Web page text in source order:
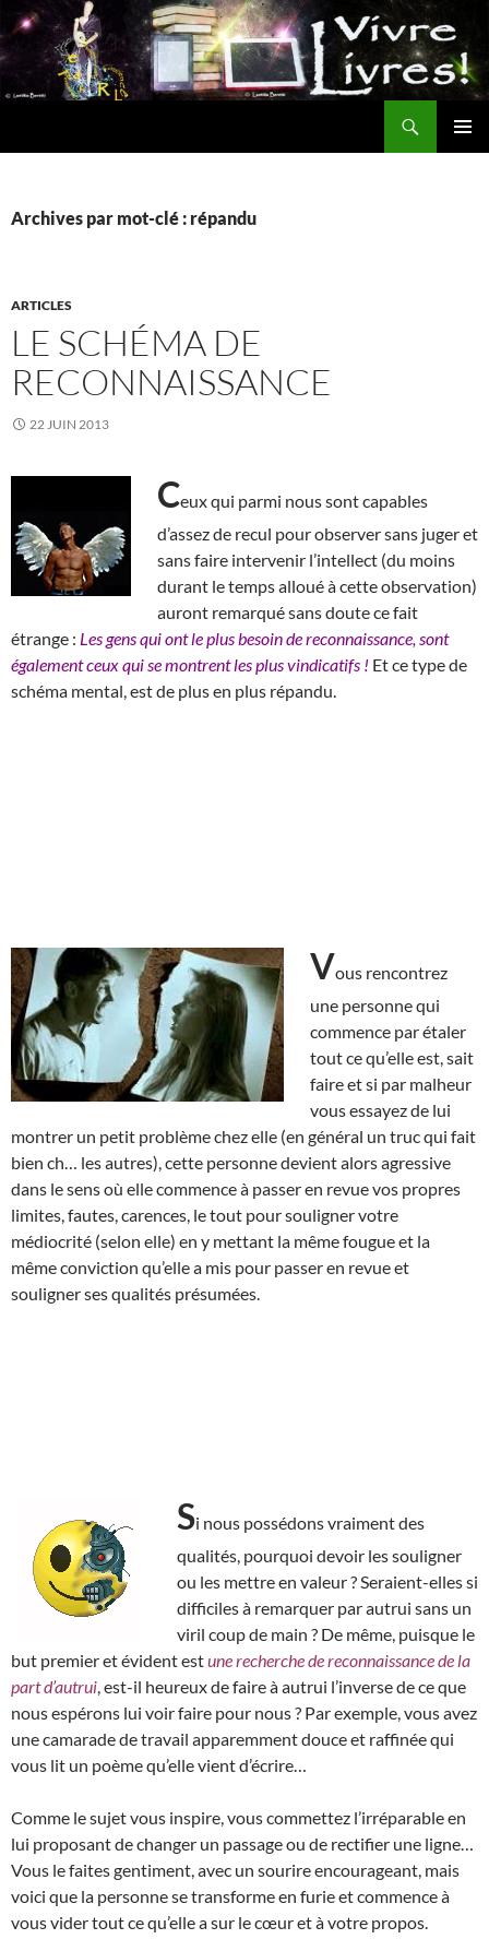
Aller
au
contenu
Archives par mot-clé : répandu
ARTICLES
LE SCHÉMA DE
RECONNAISSANCE
22 JUIN 2013
Ceux qui parmi nous sont capables
d’assez de recul pour observer sans juger et
sans faire intervenir l’intellect (du moins
durant le temps alloué à cette observation)
auront remarqué sans doute ce fait
étrange : Les gens qui ont le plus besoin de reconnaissance, sont
également ceux qui se montrent les plus vindicatifs ! Et ce type de
schéma mental, est de plus en plus répandu.
Vous rencontrez
une personne qui
commence par étaler
tout ce qu’elle est, sait
faire et si par malheur
vous essayez de lui
montrer un petit problème chez elle (en général un truc qui fait
bien ch… les autres), cette personne devient alors agressive
dans le sens où elle commence à passer en revue vos propres
limites, fautes, carences, le tout pour souligner votre
médiocrité (selon elle) en y mettant la même fougue et la
même conviction qu’elle a mis pour passer en revue et
souligner ses qualités présumées.
Si nous possédons vraiment des
qualités, pourquoi devoir les souligner
ou les mettre en valeur ? Seraient-elles si
difficiles à remarquer par autrui sans un
viril coup de main ? De même, puisque le
but premier et évident estune recherche de reconnaissance de la
part d’autrui , est-il heureux de faire à autrui l’inverse de ce que
nous espérons lui voir faire pour nous ? Par exemple, vous avez
une camarade de travail apparemment douce et raffinée qui
vous lit un poème qu’elle vient d’écrire…
Comme le sujet vous inspire, vous commettez l’irréparable en
lui proposant de changer un passage ou de rectifier une ligne…
Vous le faites gentiment, avec un sourire encourageant, mais
voici que la personne se transforme en furie et commence à
vous vider tout ce qu’elle a sur le cœur et à votre propos.